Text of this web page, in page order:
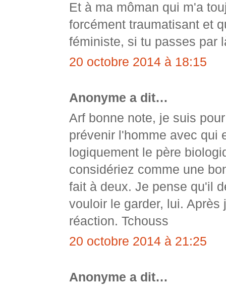
Et à ma môman qui m'a
forcément traumatisant et
féministe, si tu passes par
20 octobre 2014 à 18:15
Anonyme a dit…
Arf bonne note, je suis
prévenir l'homme avec qui
logiquement le père
considériez comme une
fait à deux. Je pense qu'il
vouloir le garder, lui.
réaction. Tchouss
20 octobre 2014 à 21:25
Anonyme a dit…